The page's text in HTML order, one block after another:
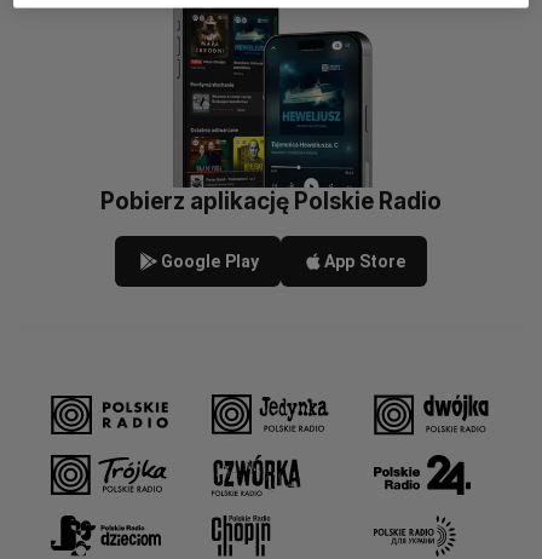
Pobierz aplikację Polskie Radio
Google Play App Store